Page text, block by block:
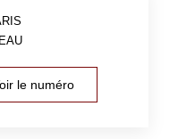
le numéro